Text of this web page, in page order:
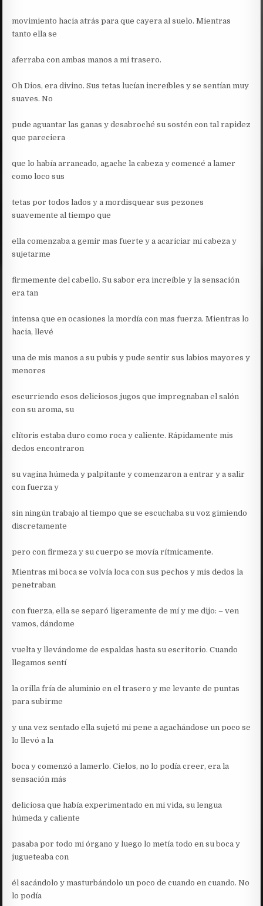
movimiento hacia atrás para que cayera al suelo. Mientras
tanto ella se
aferraba con ambas manos a mi trasero.
Oh Dios, era divino. Sus tetas lucían increíbles y se sentían muy
suaves. No
pude aguantar las ganas y desabroché su sostén con tal rapidez
que pareciera
que lo había arrancado, agache la cabeza y comencé a lamer
como loco sus
tetas por todos lados y a mordisquear sus pezones
suavemente al tiempo que
ella comenzaba a gemir mas fuerte y a acariciar mi cabeza y
sujetarme
firmemente del cabello. Su sabor era increíble y la sensación
era tan
intensa que en ocasiones la mordía con mas fuerza. Mientras lo
hacia, llevé
una de mis manos a su pubis y pude sentir sus labios mayores y
menores
escurriendo esos deliciosos jugos que impregnaban el salón
con su aroma, su
clítoris estaba duro como roca y caliente. Rápidamente mis
dedos encontraron
su vagina húmeda y palpitante y comenzaron a entrar y a salir
con fuerza y
sin ningún trabajo al tiempo que se escuchaba su voz gimiendo
discretamente
pero con firmeza y su cuerpo se movía rítmicamente.
Mientras mi boca se volvía loca con sus pechos y mis dedos la
penetraban
con fuerza, ella se separó ligeramente de mí y me dijo: – ven
vamos, dándome
vuelta y llevándome de espaldas hasta su escritorio. Cuando
llegamos sentí
la orilla fría de aluminio en el trasero y me levante de puntas
para subirme
y una vez sentado ella sujetó mi pene a agachándose un poco se
lo llevó a la
boca y comenzó a lamerlo. Cielos, no lo podía creer, era la
sensación más
deliciosa que había experimentado en mi vida, su lengua
húmeda y caliente
pasaba por todo mi órgano y luego lo metía todo en su boca y
jugueteaba con
él sacándolo y masturbándolo un poco de cuando en cuando. No
lo podía